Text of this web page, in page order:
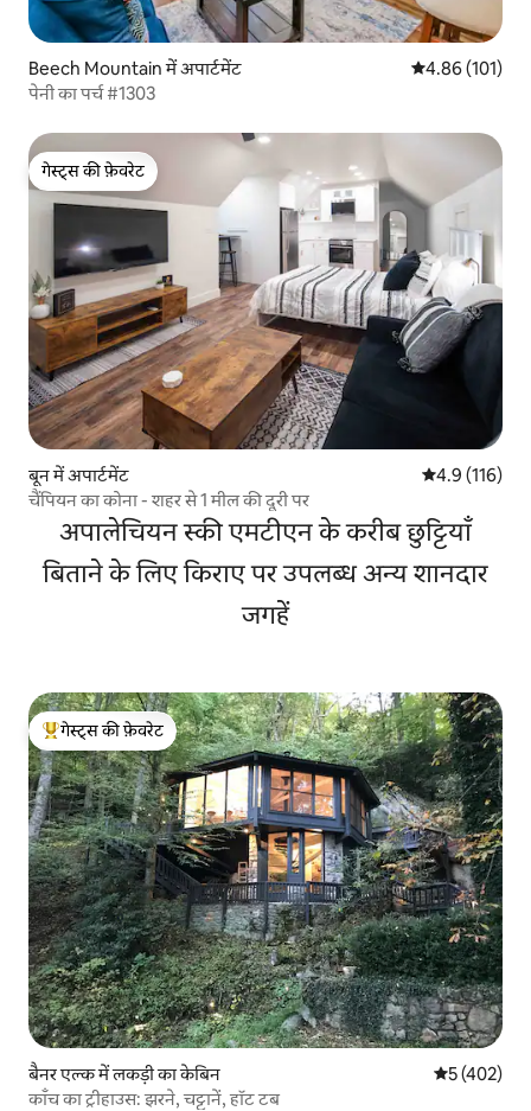
Beech Mountain में अपार्टमेंट औसत रेटिंग 5 में से
4.86 (101)
पेनी का पर्च #1303
गेस्ट्स की फ़ेवरेट
गेस्ट्स की फ़ेवरेट
बून में अपार्टमेंट औसत रेटिंग 5 में
4.9 (116)
चैंपियन का कोना - शहर से 1 मील की दूरी पर
अपालेचियन स्की एमटीएन के करीब छुट्टियाँ
बिताने के लिए किराए पर उपलब्ध अन्य शानदार
जगहें
गेस्ट्स का टॉप फ़ेवरेट
गेस्ट्स की फ़ेवरेट
बैनर एल्क में लकड़ी का केबिन औसत रेटिंग 5
5 (402)
काँच का ट्रीहाउस: झरने, चट्टानें, हॉट टब